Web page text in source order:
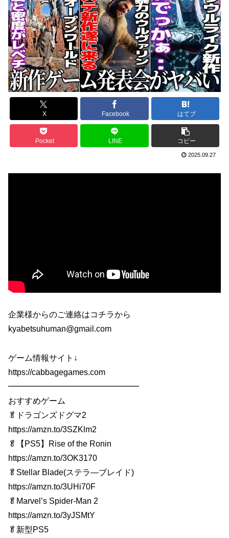
X Facebook はてブ
Pocket LINE コピー
2025.09.27
企業様からのご連絡はコチラから
kyabetsuhuman@gmail.com
ゲーム情報サイト↓
https://cabbagegames.com
━━━━━━━━━━━━━━━━
おすすめゲーム
🥬ドラゴンズドグマ2
https://amzn.to/3SZKlm2
🥬【PS5】Rise of the Ronin
https://amzn.to/3OK3170
🥬Stellar Blade(ステラ―ブレイド)
https://amzn.to/3UHi70F
🥬Marvel’s Spider-Man 2
https://amzn.to/3yJSMtY
🥬新型PS5